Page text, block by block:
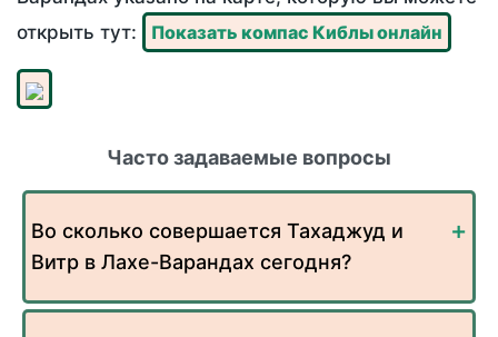
открыть тут:
Показать компас Киблы онлайн
Часто задаваемые вопросы
Во сколько совершается Тахаджуд и
Витр в Лахе-Варандах сегодня?